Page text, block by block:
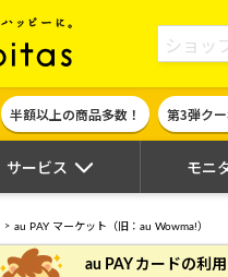
ポイント貯めて現金やギ
半額以上の商品多数！ 第3弾ク
サービス モニ
au PAY マーケット（旧：au Wowma!）
au PAY カードの利用